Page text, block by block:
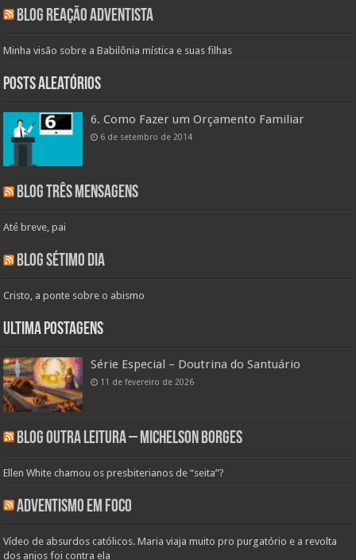
Blog Reação Adventista
Minha visão sobre a Babilônia mística e suas filhas
Posts aleatórios
6. Como Fazer um Orçamento Familiar
6 de setembro de 2014
Blog Três Mensagens
Até breve, pai
Blog Sétimo Dia
Cristo, a ponte sobre o abismo
Ultima Postagens
Série Especial – Doutrina do Santuário
11 de fevereiro de 2026
Blog Outra Leitura – Michelson Borges
Ellen White chamou os presbiterianos de “seita”?
Adventismo em Foco
Vídeo de absurdos católicos. Maria viaja muito pro purgatório e a revolta
dos anjos foi contra ela